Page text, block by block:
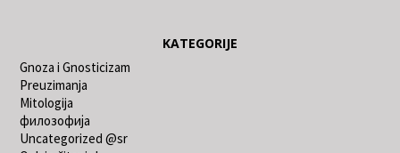
KATEGORIJE
Gnoza i Gnosticizam
Preuzimanja
Mitologija
филозофија
Uncategorized @sr